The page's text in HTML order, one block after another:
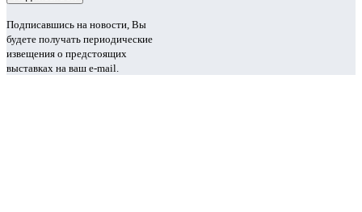
Подписавшись на новости, Вы
будете получать периодические
извещения о предстоящих
выставках на ваш e-mail.